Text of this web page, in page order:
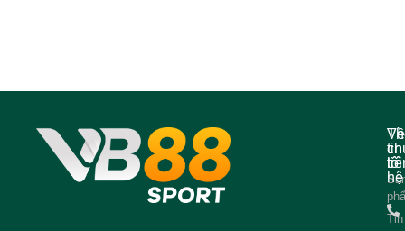
Về
tôi
Tin
tin
hệ